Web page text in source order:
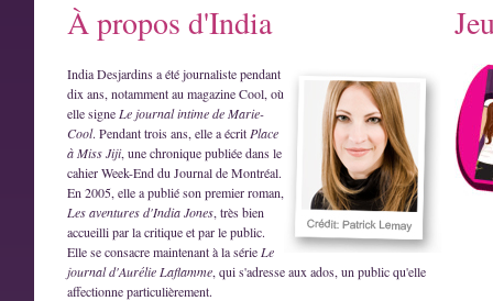
À propos d'India
India Desjardins a été journaliste pendant
dix ans, notamment au magazine Cool, où
elle signe Le journal intime de Marie-
Cool. Pendant trois ans, elle a écrit Place
à Miss Jiji, une chronique publiée dans le
cahier Week-End du Journal de Montréal.
En 2005, elle a publié son premier roman,
Les aventures d'India Jones, très bien
accueilli par la critique et par le public.
Elle se consacre maintenant à la série Le
journal d'Aurélie Laflamme, qui s'adresse aux ados, un public qu'elle
affectionne particulièrement.